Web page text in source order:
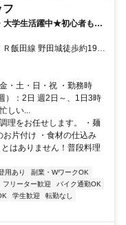
フ
大学生活躍中★初心者も積
飯田線 野田城徒歩約19
差点スグ
・土・日・祝 ・勤務時
）：2日 週2日～、1日3時
しい...
理をお任せします。 ・麺
お片付け ・食材の仕込み
はありません！普段料理
用あり
副業・WワークOK
フリーター歓迎
バイク通勤OK
学生歓迎
転勤なし